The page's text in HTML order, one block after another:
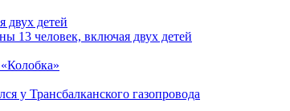
двух детей
13 человек, включая двух детей
у Трансбалканского газопровода